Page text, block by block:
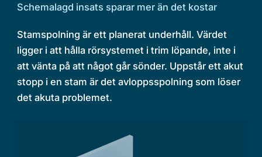
Schemalagd insats sparar mer än det kostar
Stamspolning är ett planerat underhåll. Värdet
ligger i att hålla rörsystemet i trim löpande, inte i
att vänta på att något går sönder. Uppstår ett akut
stopp i en stam är det avloppsspolning som löser
det akuta problemet.